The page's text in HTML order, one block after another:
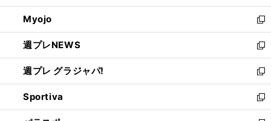
開
く
ウ
で
開
く
ン
ド
ウ
で
開
く
ウ
ィ
ン
ド
ウ
で
開
く
Myojo
新
し
い
ウ
ィ
ン
ド
ウ
週プレNEWS
新
し
い
ウ
ィ
ン
週プレ グラジャパ!
新
し
い
ウ
Sportiva
新
し